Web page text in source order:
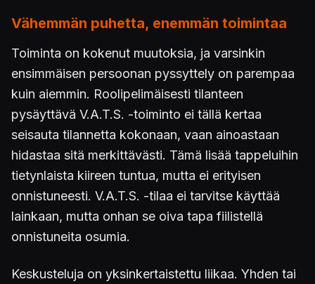
Vähemmän puhetta, enemmän toimintaa
Toiminta on kokenut muutoksia, ja varsinkin
ensimmäisen persoonan pyssyttely on parempaa
kuin aiemmin. Roolipelimäisesti tilanteen
pysäyttävä V.A.T.S. -toiminto ei tällä kertaa
seisauta tilannetta kokonaan, vaan ainoastaan
hidastaa sitä merkittävästi. Tämä lisää tappeluihin
tietynlaista kiireen tuntua, mutta ei erityisen
onnistuneesti. V.A.T.S. -tilaa ei tarvitse käyttää
lainkaan, mutta onhan se oiva tapa fiilistellä
onnistuneita osumia.
Keskusteluja on yksinkertaistettu liikaa. Yhden tai